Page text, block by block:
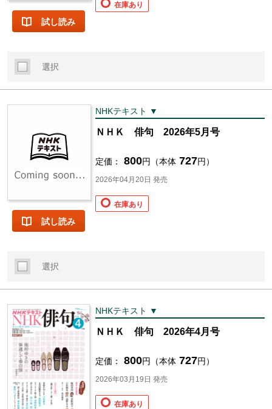
試し読み
在庫あり
選択
試し読み
NHKテキスト ▼
ＮＨＫ 俳句 2026年5月号
定価： 800円（本体 727円）
2026年04月20日 発売
在庫あり
選択
NHKテキスト ▼
ＮＨＫ 俳句 2026年4月号
定価： 800円（本体 727円）
2026年03月19日 発売
在庫あり